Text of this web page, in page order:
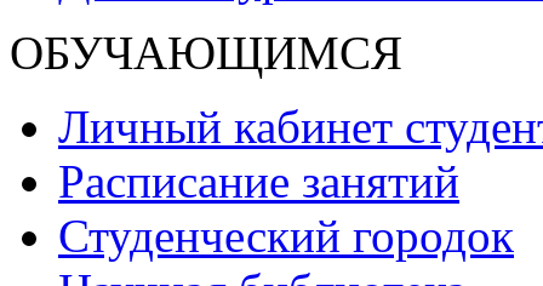
ОБУЧАЮЩИМСЯ
Личный кабинет
Расписание занятий
Студенческий городок